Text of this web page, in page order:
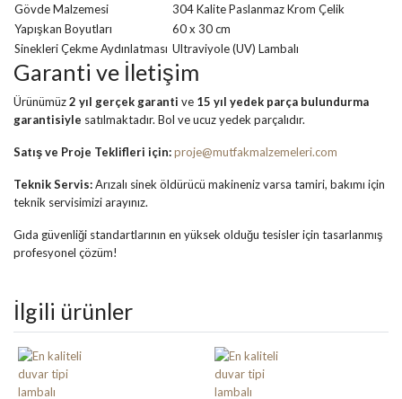
Gövde Malzemesi
304 Kalite Paslanmaz Krom Çelik
Yapışkan Boyutları
60 x 30 cm
Sinekleri Çekme Aydınlatması Ultraviyole (UV) Lambalı
Garanti ve İletişim
Ürünümüz2 yıl gerçek garanti ve 15 yıl yedek parça bulundurma
garantisiyle satılmaktadır. Bol ve ucuz yedek parçalıdır.
Satış ve Proje Teklifleri için:proje@mutfakmalzemeleri.com
Teknik Servis:Arızalı sinek öldürücü makineniz varsa tamiri, bakımı için
teknik servisimizi arayınız.
Gıda güvenliği standartlarının en yüksek olduğu tesisler için tasarlanmış
profesyonel çözüm!
İlgili ürünler